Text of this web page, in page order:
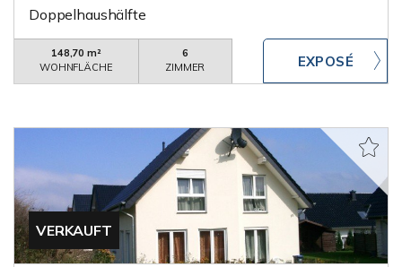
Doppelhaushälfte
148,70 m²
WOHNFLÄCHE
6
ZIMMER
VERKAUFT